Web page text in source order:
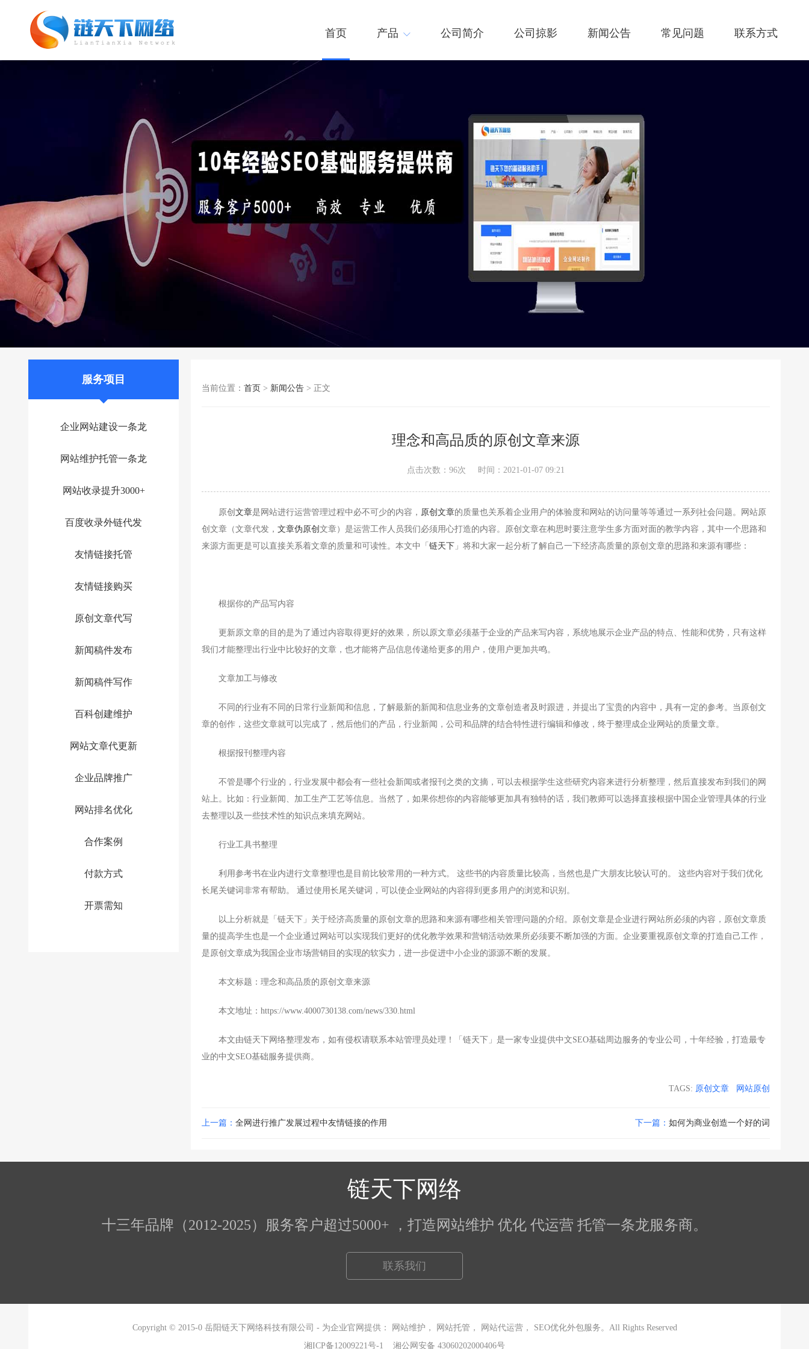
网站托管_网站托管代运营_SEO优化外
包服务「链天下网络科技有限公司」
首页 产品 公司简介 公司掠影 新闻公告 常见问题 联系方式
服务项目
企业网站建设一条龙
网站维护托管一条龙
网站收录提升3000+
百度收录外链代发
友情链接托管
友情链接购买
原创文章代写
新闻稿件发布
新闻稿件写作
百科创建维护
网站文章代更新
企业品牌推广
网站排名优化
合作案例
付款方式
开票需知
当前位置： 首页 > 新闻公告 > 正文
理念和高品质的原创文章来源
点击次数： 96次 时间：2021-01-07 09:21
原创 文章是网站进行运营管理过程中必不可少的内容， 原创文章的质量也关系着企业用户的体验度和网站的访问量等等通过一系列社会问题。网站原
创文章（文章代发， 文章伪原创 文章）是运营工作人员我们必须用心打造的内容。原创文章在构思时要注意学生多方面对面的教学内容，其中一个思路和
来源方面更是可以直接关系着文章的质量和可读性。本文中「 链天下 」将和大家一起分析了解自己一下经济高质量的原创文章的思路和来源有哪些：
根据你的产品写内容
更新原文章的目的是为了通过内容取得更好的效果，所以原文章必须基于企业的产品来写内容，系统地展示企业产品的特点、性能和优势，只有这样
我们才能整理出行业中比较好的文章，也才能将产品信息传递给更多的用户，使用户更加共鸣。
文章加工与修改
不同的行业有不同的日常行业新闻和信息，了解最新的新闻和信息业务的文章创造者及时跟进，并提出了宝贵的内容中，具有一定的参考。当原创文
章的创作，这些文章就可以完成了，然后他们的产品，行业新闻，公司和品牌的结合特性进行编辑和修改，终于整理成企业网站的质量文章。
根据报刊整理内容
不管是哪个行业的，行业发展中都会有一些社会新闻或者报刊之类的文摘，可以去根据学生这些研究内容来进行分析整理，然后直接发布到我们的网
站上。比如：行业新闻、加工生产工艺等信息。当然了，如果你想你的内容能够更加具有独特的话，我们教师可以选择直接根据中国企业管理具体的行业
去整理以及一些技术性的知识点来填充网站。
行业工具书整理
利用参考书在业内进行文章整理也是目前比较常用的一种方式。 这些书的内容质量比较高，当然也是广大朋友比较认可的。 这些内容对于我们优化
长尾关键词非常有帮助。 通过使用长尾关键词，可以使企业网站的内容得到更多用户的浏览和识别。
以上分析就是「链天下」关于经济高质量的原创文章的思路和来源有哪些相关管理问题的介绍。原创文章是企业进行网站所必须的内容，原创文章质
量的提高学生也是一个企业通过网站可以实现我们更好的优化教学效果和营销活动效果所必须要不断加强的方面。企业要重视原创文章的打造自己工作，
是原创文章成为我国企业市场营销目的实现的软实力，进一步促进中小企业的源源不断的发展。
本文标题：理念和高品质的原创文章来源
本文地址：https://www.4000730138.com/news/330.html
本文由链天下网络整理发布，如有侵权请联系本站管理员处理！「链天下」是一家专业提供中文SEO基础周边服务的专业公司，十年经验，打造最专
业的中文SEO基础服务提供商。
TAGS: 原创文章 网站原创
上一篇： 全网进行推广发展过程中友情链接的作用 下一篇： 如何为商业创造一个好的词
链天下网络
十三年品牌（2012-2025）服务客户超过5000+ ，打造网站维护 优化 代运营 托管一条龙服务商。
联系我们
Copyright © 2015-0 岳阳链天下网络科技有限公司 - 为企业官网提供： 网站维护， 网站托管 ， 网站代运营， SEO优化外包服务。 All Rights Reserved
湘ICP备12009221号-1
湘公网安备 43060202000406号